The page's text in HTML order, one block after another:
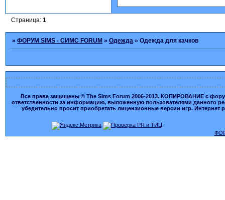
Страница:1
»ФОРУМ SIMS - СИМС FORUM »Одежда »Одежда для качков
Все права защищены © The Sims Forum 2006-2013. КОПИРОВАНИЕ с
ответственности за информацию, выложенную пользователями данного
убедительно просит приобретать лицензионные версии игр.